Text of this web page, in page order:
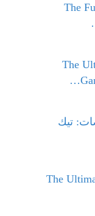
The
The
تيك
The